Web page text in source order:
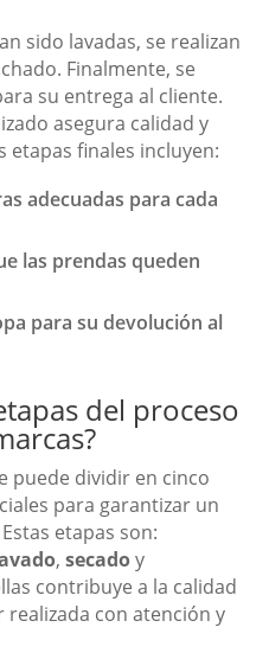
sido lavadas, se realizan
Finalmente, se
su entrega al cliente.
asegura calidad y
etapas finales incluyen:
adecuadas para cada
las prendas queden
para su devolución al
del proceso
puede dividir en cinco
para garantizar un
etapas son:
,secadoy
contribuye a la calidad
realizada con atención y